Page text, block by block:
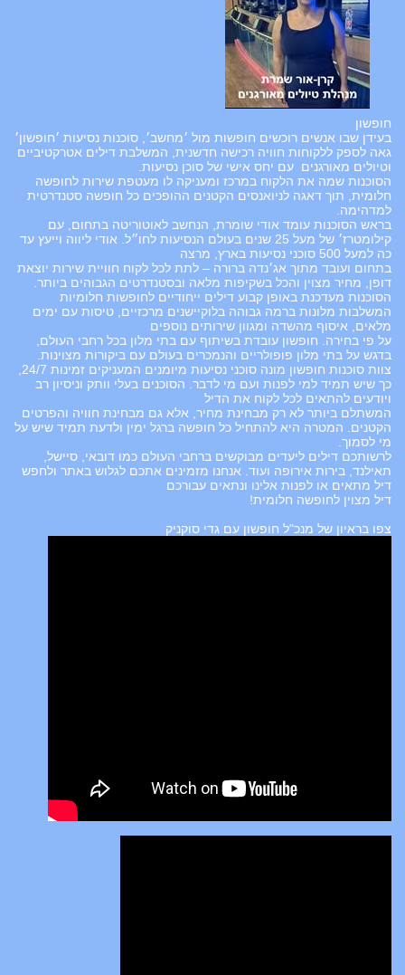
חופשון
בעידן שבו אנשים רוכשים חופשות מול ׳מחשב׳, סוכנות נסיעות ׳חופשון׳
גאה לספק ללקוחות חוויה רכישה חדשנית, המשלבת דילים אטרקטיביים
וטיולים מאורגנים עם יחס אישי של סוכן נסיעות.
הסוכנות שמה את הלקוח במרכז ומעניקה לו מעטפת שירות לחופשה
חלומית, תוך דאגה לניואנסים הקטנים ההופכים כל חופשה סטנדרטית
למדהימה.
בראש הסוכנות עומד אודי שומרת, הנחשב לאוטוריטה בתחום, עם
קילומטרז׳ של מעל 25 שנים בעולם הנסיעות לחו״ל. אודי ליווה וייעץ עד
כה למעל 500 סוכני נסיעות בארץ, מרצה
בתחום ועובד מתוך אג׳נדה ברורה – לתת לכל לקוח חוויית שירות יוצאת
דופן, מחיר מצוין והכל בשקיפות מלאה ובסטנדרטים הגבוהים ביותר.
הסוכנות מעדכנת באופן קבוע דילים ייחודיים לחופשות חלומיות
המשלבות מלונות ברמה גבוהה בלוקיישנים מרכזיים, טיסות עם ימים
מלאים, איסוף מהשדה ומגוון שירותים נוספים
על פי בחירה. חופשון עובדת בשיתוף עם בתי מלון בכל רחבי העולם,
בדגש על בתי מלון פופולריים והנמכרים בעולם עם ביקורות מצוינות.
כך שיש תמיד למי לפנות ועם מי לדבר. הסוכנים בעלי וותק וניסיון רב
ויודעים להתאים לכל לקוח את הדיל
המשתלם ביותר לא רק מבחינת מחיר, אלא גם מבחינת חוויה והפרטים
הקטנים. המטרה היא להתחיל כל חופשה ברגל ימין ולדעת תמיד שיש על
מי לסמוך.
לרשותכם דילים ליעדים מבוקשים ברחבי העולם כמו דובאי, סיישל,
תאילנד, בירות אירופה ועוד. אנחנו מזמינים אתכם לגלוש באתר ולחפש
דיל מתאים או לפנות אלינו ונתאים עבורכם
דיל מצוין לחופשה חלומית!
צפו בראיון של מנכ"ל חופשון עם גדי סוקניק